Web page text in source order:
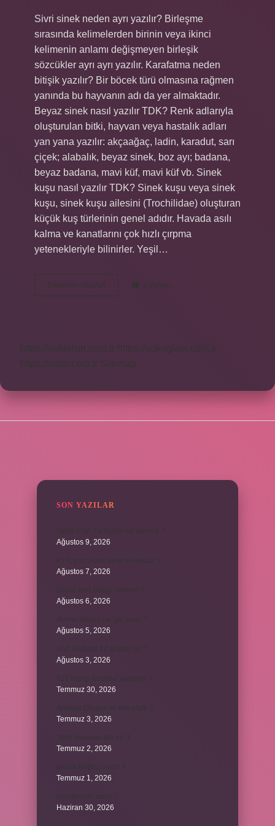
Sivri sinek neden ayrı yazılır? Birleşme
sırasında kelimelerden birinin veya ikinci
kelimenin anlamı değişmeyen birleşik
sözcükler ayrı ayrı yazılır. Karafatma neden
bitişik yazılır? Bir böcek türü olmasına rağmen
yanında bu hayvanın adı da yer almaktadır.
Beyaz sinek nasıl yazılır TDK? Renk adlarıyla
oluşturulan bitki, hayvan veya hastalık adları
yan yana yazılır: akçaağaç, ladin, karadut, sarı
çiçek; alabalık, beyaz sinek, boz ayı; badana,
beyaz badana, mavi küf, mavi küf vb. Sinek
kuşu nasıl yazılır TDK? Sinek kuşu veya sinek
kuşu, sinek kuşu ailesini (Trochilidae) oluşturan
küçük kuş türlerinin genel adıdır. Havada asılı
kalma ve kanatlarını çok hızlı çırpma
yetenekleriyle bilinirler. Yeşil…
Devamını okuyun
Sinek
2 Yorum
https://safderun.com.tr
https://sokoglam.com.tr
https://sinto.com.tr Sitemap
SON YAZILAR
Ağustos 9, 2026
Ağustos 7, 2026
Ağustos 6, 2026
Ağustos 5, 2026
Ağustos 3, 2026
Temmuz 30, 2026
Temmuz 3, 2026
Temmuz 2, 2026
Temmuz 1, 2026
Haziran 30, 2026